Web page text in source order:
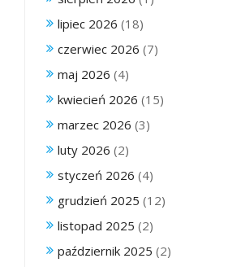
lipiec 2026 (18)
czerwiec 2026 (7)
maj 2026 (4)
kwiecień 2026 (15)
marzec 2026 (3)
luty 2026 (2)
styczeń 2026 (4)
grudzień 2025 (12)
listopad 2025 (2)
październik 2025 (2)